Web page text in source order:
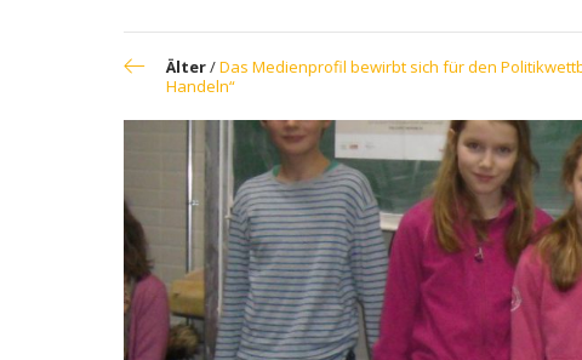
Älter/Das Medienprofil bewirbt sich für den
Handeln“